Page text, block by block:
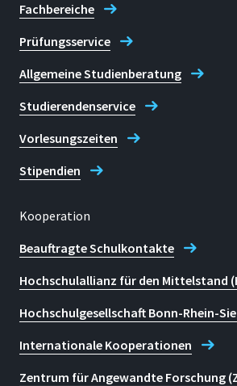
Fachbereiche
Prüfungsservice
Allgemeine Studienberatung
Studierendenservice
Vorlesungszeiten
Stipendien
Kooperation
Beauftragte Schulkontakte
Hochschulallianz für den Mittelstand
Hochschulgesellschaft Bonn-Rhein-
Internationale Kooperationen
Zentrum für Angewandte Forschung